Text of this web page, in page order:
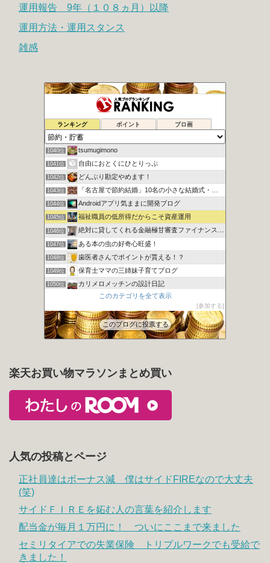
運用報告 9年（１０８ヵ月）以降
運用方法・運用スタンス
雑感
ランキング ポイント ブロ画
1038位 腐女子による女の底辺這い上がり計画
1039位 節約×低リスク投資でスマートに資産形成
1040位 tsumugimono
1041位 自由におとくにひとりっぷ
1042位 どんぶり勘定やめます！
1043位 「名古屋で節約結婚」10名の小さな結婚式・ハム太のお得な頬袋
1044位 Androidアプリ気ままに開発ブログ
1045位 福祉職員の低所得だからこそ資産運用
1046位 絶対に貸してくれる金融極甘審査ファイナンスについての考察
1047位 ある本の虫の好奇心旺盛！
1048位 歯医者さんでポイントが貰える！？
1049位 保育士ママの三姉妹子育てブログ
1050位 カリメロメッチンの設計日記
財布のヒモとの上手なつき合いかた
1052位 とあるアラフォーの書斎から
このカテゴリを全て表示
参加する
このブログに投票する
楽天お買い物マラソンまとめ買い
人気の投稿とページ
正社員達はボーナス減 僕はサイドFIREなので大丈夫
(笑)
サイドＦＩＲＥを妬む人の言葉を紹介します
配当金が毎月１万円に！ ついにここまで来ました
セミリタイアでの失業保険 トリプルワークでも受給で
きました！